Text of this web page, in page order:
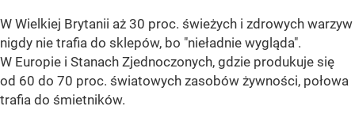
W Wielkiej Brytanii aż 30 proc. świeżych i zdrowych warzyw
nigdy nie trafia do sklepów, bo "nieładnie wygląda".
W Europie i Stanach Zjednoczonych, gdzie produkuje się
od 60 do 70 proc. światowych zasobów żywności, połowa
trafia do śmietników.